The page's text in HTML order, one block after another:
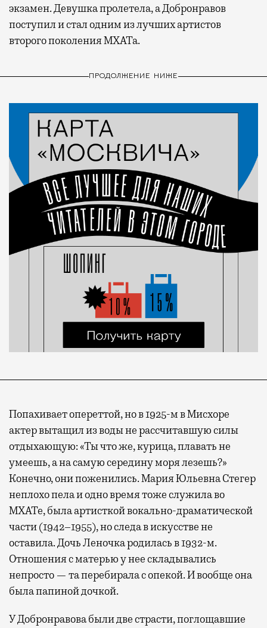
экзамен. Девушка пролетела, а Добронравов
поступил и стал одним из лучших артистов
второго поколения МХАТа.
ПРОДОЛЖЕНИЕ НИЖЕ
Попахивает опереттой, но в 1925-м в Мисхоре
актер вытащил из воды не рассчитавшую силы
отдыхающую: «Ты что же, курица, плавать не
умеешь, а на самую середину моря лезешь?»
Конечно, они поженились. Мария Юльевна Стегер
неплохо пела и одно время тоже служила во
МХАТе, была артисткой вокально-драматической
части (1942–1955), но следа в искусстве не
оставила. Дочь Леночка родилась в 1932-м.
Отношения с матерью у нее складывались
непросто — та перебирала с опекой. И вообще она
была папиной дочкой.
У Добронравова были две страсти, поглощавшие